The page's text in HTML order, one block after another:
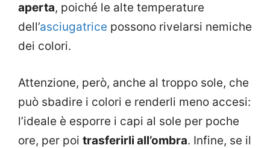
aperta, poiché le alte temperature
dell’asciugatrice possono rivelarsi nemiche
dei colori.
Attenzione, però, anche al troppo sole, che
può sbadire i colori e renderli meno accesi:
l’ideale è esporre i capi al sole per poche
ore, per poi trasferirli all’ombra. Infine, se il